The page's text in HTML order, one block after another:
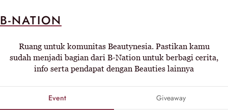
B-NATION
Ruang untuk komunitas Beautynesia. Pastikan kamu
sudah menjadi bagian dari B-Nation untuk berbagi cerita,
info serta pendapat dengan Beauties lainnya
Event Giveaway